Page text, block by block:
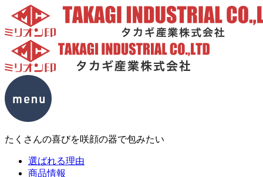
たくさんの喜びを咲顔の器で包みたい
選ばれる理由
商品情報